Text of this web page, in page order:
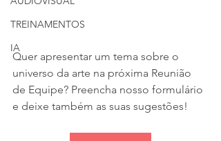
TREINAMENTOS
IA
Quer apresentar um tema sobre o
universo da arte na próxima Reunião
de Equipe? Preencha nosso formulário
e deixe também as suas sugestões!